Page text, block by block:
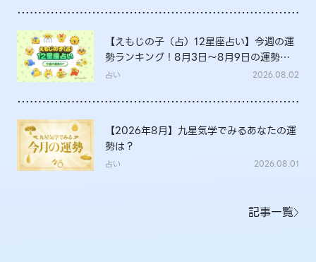
【えもじの子（占）12星座占い】今週の運
勢ランキング！8月3日～8月9日の運勢
は？
占い 2026.08.02
【2026年8月】九星気学でみるあなたの運
勢は？
占い 2026.08.01
記事一覧